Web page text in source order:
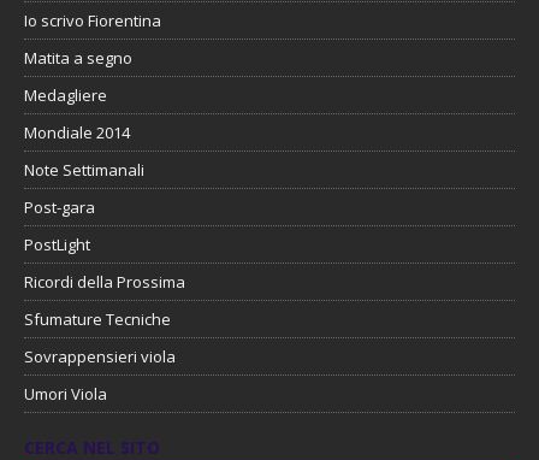
Io scrivo Fiorentina
Matita a segno
Medagliere
Mondiale 2014
Note Settimanali
Post-gara
PostLight
Ricordi della Prossima
Sfumature Tecniche
Sovrappensieri viola
Umori Viola
CERCA NEL SITO